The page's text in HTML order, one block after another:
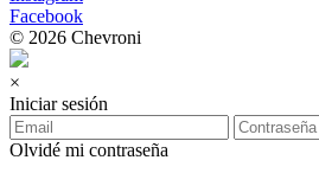
Facebook
© 2026 Chevroni
×
Iniciar sesión
Olvidé mi contraseña